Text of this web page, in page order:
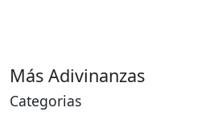
Más Adivinanzas
Categorias